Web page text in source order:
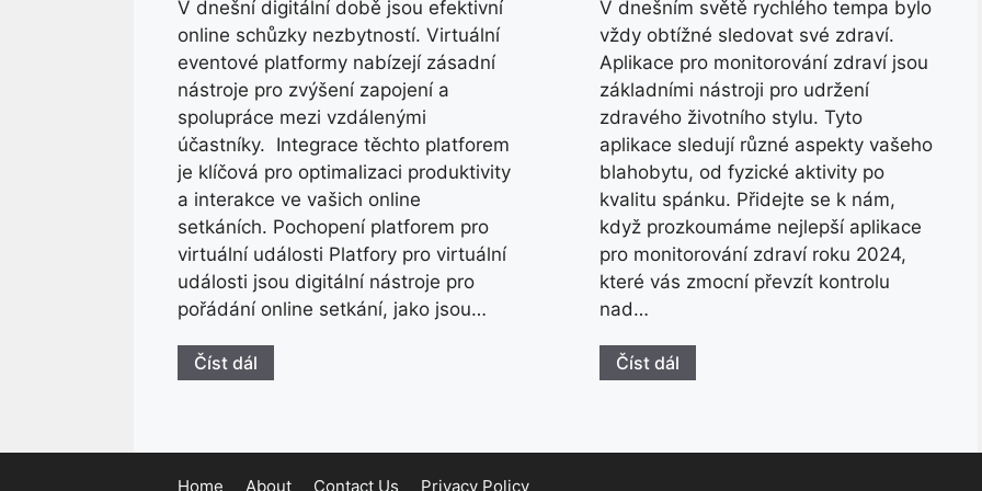
V dnešní digitální době jsou efektivní
online schůzky nezbytností. Virtuální
eventové platformy nabízejí zásadní
nástroje pro zvýšení zapojení a
spolupráce mezi vzdálenými
účastníky. Integrace těchto platforem
je klíčová pro optimalizaci produktivity
a interakce ve vašich online
setkáních. Pochopení platforem pro
virtuální události Platfory pro virtuální
události jsou digitální nástroje pro
pořádání online setkání, jako jsou…
Číst dál
V dnešním světě rychlého tempa bylo
vždy obtížné sledovat své zdraví.
Aplikace pro monitorování zdraví jsou
základními nástroji pro udržení
zdravého životního stylu. Tyto
aplikace sledují různé aspekty vašeho
blahobytu, od fyzické aktivity po
kvalitu spánku. Přidejte se k nám,
když prozkoumáme nejlepší aplikace
pro monitorování zdraví roku 2024,
které vás zmocní převzít kontrolu
nad…
Číst dál
Home About Contact Us Privacy Policy